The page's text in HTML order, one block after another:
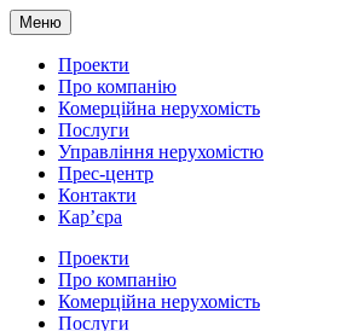
Меню
Проекти
Про компанію
Комерційна нерухомість
Послуги
Управління нерухомістю
Прес-центр
Контакти
Кар’єра
Проекти
Про компанію
Комерційна нерухомість
Послуги